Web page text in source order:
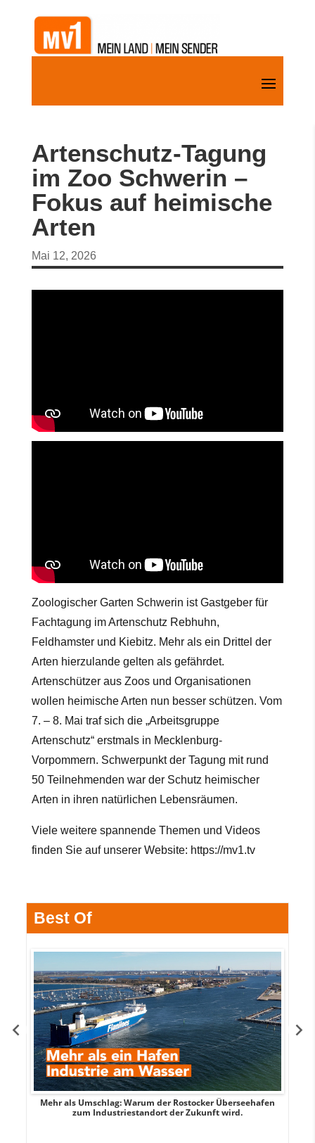
Artenschutz-Tagung
im Zoo Schwerin –
Fokus auf heimische
Arten
Mai 12, 2026
Zoologischer Garten Schwerin ist Gastgeber für
Fachtagung im Artenschutz Rebhuhn,
Feldhamster und Kiebitz. Mehr als ein Drittel der
Arten hierzulande gelten als gefährdet.
Artenschützer aus Zoos und Organisationen
wollen heimische Arten nun besser schützen. Vom
7. – 8. Mai traf sich die „Arbeitsgruppe
Artenschutz“ erstmals in Mecklenburg-
Vorpommern. Schwerpunkt der Tagung mit rund
50 Teilnehmenden war der Schutz heimischer
Arten in ihren natürlichen Lebensräumen.
Viele weitere spannende Themen und Videos
finden Sie auf unserer Website: https://mv1.tv
Best Of
Mehr als Umschlag: Warum der Rostocker Überseehafen
zum Industriestandort der Zukunft wird.